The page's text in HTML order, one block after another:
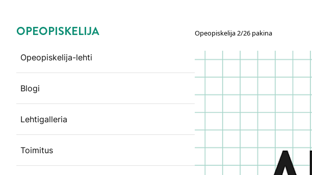
Opeopiskelija 2/26 pakina
Ohita valikko
OPEOPISKELIJA
Opeopiskelija-lehti
Blogi
Lehtigalleria
Toimitus